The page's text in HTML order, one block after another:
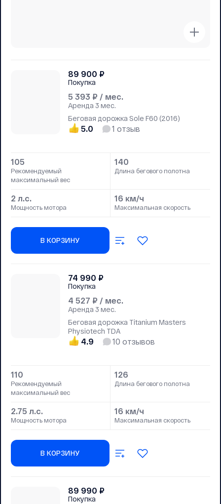
5 393 ₽ / мес.
Аренда 3 мес.
89 900 ₽
Покупка
Беговая дорожка Sole F60 (2016)
5.0 1 отзыв
105
Рекомендуемый
максимальный вес
140
Длина бегового полотна
2 л.с.
Мощность мотора
16 км/ч
Максимальная скорость
В КОРЗИНУ
4 527 ₽ / мес.
Аренда 3 мес.
74 990 ₽
Покупка
Беговая дорожка Titanium Masters
Physiotech TDA
4.9 10 отзывов
110
Рекомендуемый
максимальный вес
126
Длина бегового полотна
2.75 л.с.
Мощность мотора
16 км/ч
Максимальная скорость
В КОРЗИНУ
89 990 ₽
Покупка